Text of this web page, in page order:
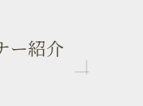
ー紹介